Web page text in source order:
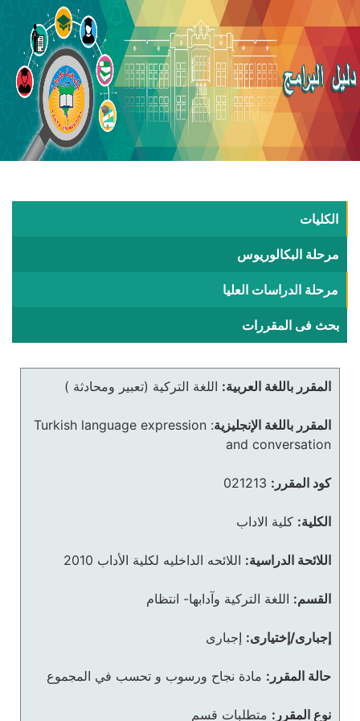
الكليات
مرحلة البكالوريوس
مرحلة الدراسات العليا
بحث فى المقررات
المقرر باللغة العربية: اللغة التركية (تعبير ومحادثة )
المقرر باللغة الإنجليزية:
Turkish language expression
and conversation
كود المقرر: 021213
الكلية: كلية الاداب
اللائحة الدراسية: اللائحه الداخليه لكلية الأداب 2010
القسم: اللغة التركية وآدابها- انتظام
إجبارى/إختيارى: إجبارى
حالة المقرر: مادة نجاح ورسوب و تحسب في المجموع
نوع المقرر: متطلبات قسم